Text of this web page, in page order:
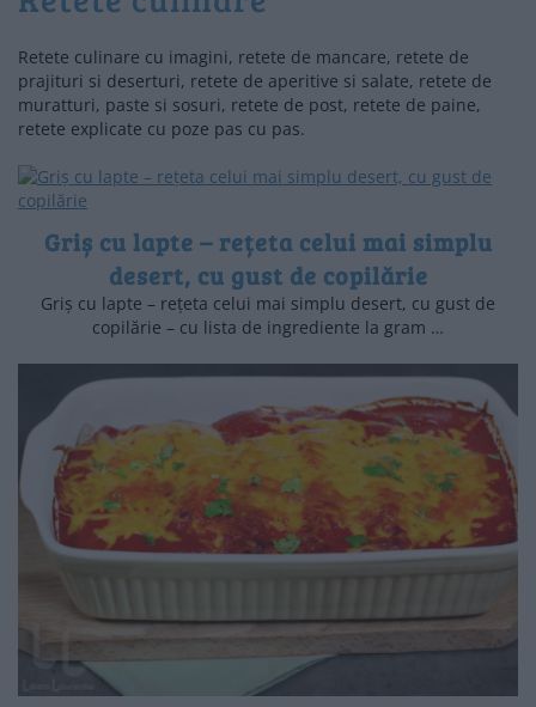
Retete culinare cu imagini, retete de mancare, retete de
prajituri si deserturi, retete de aperitive si salate, retete de
muratturi, paste si sosuri, retete de post, retete de paine,
retete explicate cu poze pas cu pas.
Griș cu lapte – rețeta celui mai simplu
desert, cu gust de copilărie
Griș cu lapte – rețeta celui mai simplu desert, cu gust de
copilărie – cu lista de ingrediente la gram …